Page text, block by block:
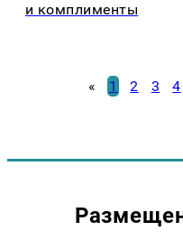
и комплименты
« 1 2 3 4